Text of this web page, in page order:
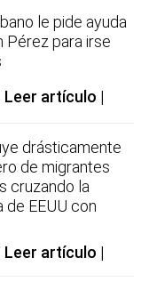
le pide ayuda
Pérez para irse
Leer artículo
drásticamente
de migrantes
cruzando la
de EEUU con
Leer artículo